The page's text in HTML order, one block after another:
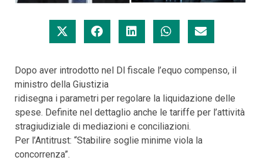
Dopo aver introdotto nel Dl fiscale l’equo compenso, il
ministro della Giustizia
ridisegna i parametri per regolare la liquidazione delle
spese. Definite nel dettaglio anche le tariffe per l’attività
stragiudiziale di mediazioni e conciliazioni.
Per l’Antitrust: “Stabilire soglie minime viola la
concorrenza”.